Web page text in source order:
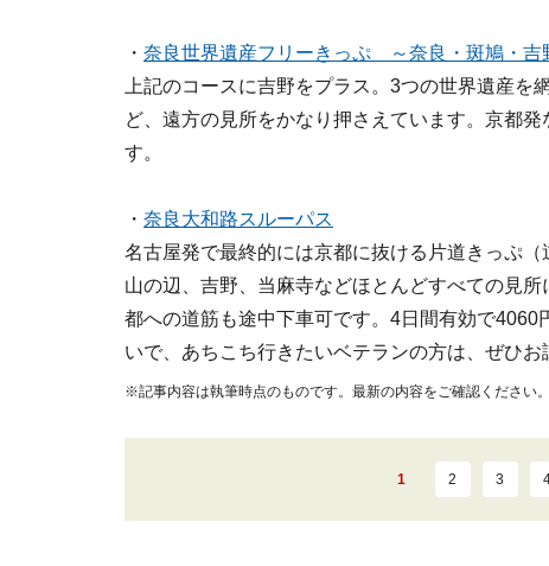
・ 奈良世界遺産フリーきっぷ ～奈良・斑鳩・吉
上記のコースに吉野をプラス。3つの世界遺産
ど、遠方の見所をかなり押さえています。京都
す。
・ 奈良大和路スルーパス
名古屋発で最終的には京都に抜ける片道きっぷ
山の辺、吉野、当麻寺などほとんどすべての見
都への道筋も途中下車可です。4日間有効で4060
いで、あちこち行きたいベテランの方は、ぜひお
※記事内容は執筆時点のものです。最新の内容をご確認ください。
1 2 3